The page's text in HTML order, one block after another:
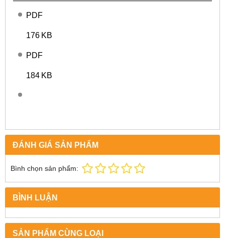
PDF
176 KB
PDF
184 KB
ĐÁNH GIÁ SẢN PHẨM
Bình chọn sản phẩm:
BÌNH LUẬN
SẢN PHẨM CÙNG LOẠI